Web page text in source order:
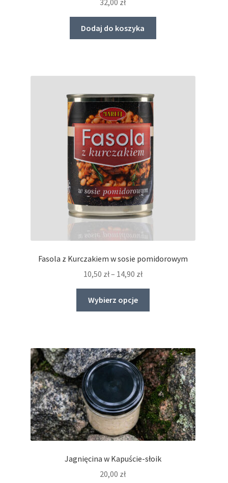
Dodaj do koszyka
Fasola z Kurczakiem w sosie pomidorowym
10,50 zł– 14,90 złZakres
cen:
10,50 zł
Wybierz opcje
Opcje
można
wybrać
na
stronie
produktu
Jagnięcina w Kapuście-słoik
20,00 zł